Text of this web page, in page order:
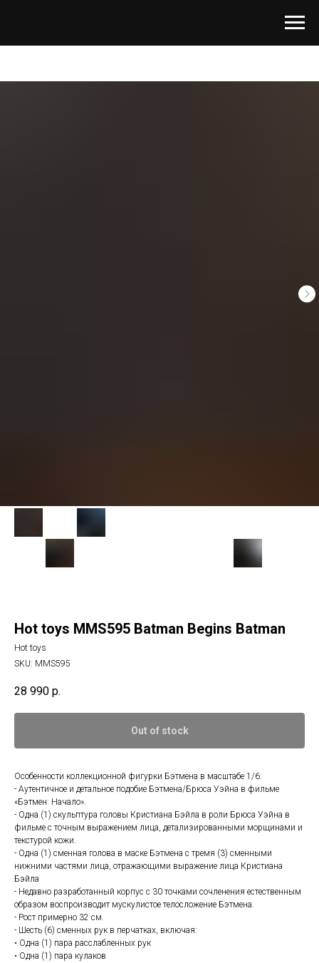
Hot toys MMS595 Batman Begins Batman
Hot toys
SKU: MMS595
28 990 р.
Out of stock
Особенности коллекционной фигурки Бэтмена в масштабе 1/6:
- Аутентичное и детальное подобие Бэтмена/Брюса Уэйна в фильме
«Бэтмен: Начало».
- Одна (1) скульптура головы Кристиана Бэйла в роли Брюса Уэйна в
фильме с точным выражением лица, детализированными морщинами и
текстурой кожи.
- Одна (1) сменная голова в маске Бэтмена с тремя (3) сменными
нижними частями лица, отражающими выражение лица Кристиана
Бэйла
- Недавно разработанный корпус с 30 точками сочленения естественным
образом воспроизводит мускулистое телосложение Бэтмена.
- Рост примерно 32 см.
- Шесть (6) сменных рук в перчатках, включая:
• Одна (1) пара расслабленных рук
• Одна (1) пара кулаков